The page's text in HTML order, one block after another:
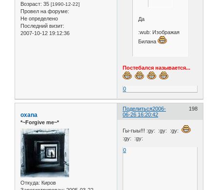
Возраст: 35 [1990-12-22]
Провел на форуме:
Не определено
Последний визит:
2007-10-12 19:12:36
Да
:wub: Изображая
Билана
Постебался называется...
0
Поделиться 198
2006-
06-26 16:20:42
oxana
*~Forgive me~*
Откуда: Киров
Гы-гыы!!! :gy: :gy: :gy:
:gy: :gy:
0